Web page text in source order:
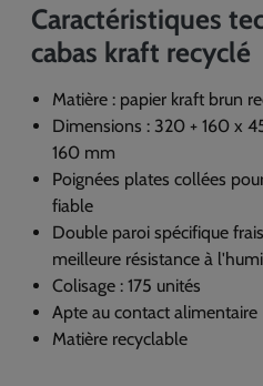
Caractéristiques
cabas kraft recyclé
Matière : papier kraft brun
Dimensions : 320 + 160 x
160 mm
Poignées plates collées
fiable
Double paroi spécifique
meilleure résistance à
Colisage : 175 unités
Apte au contact alimentaire
Matière recyclable